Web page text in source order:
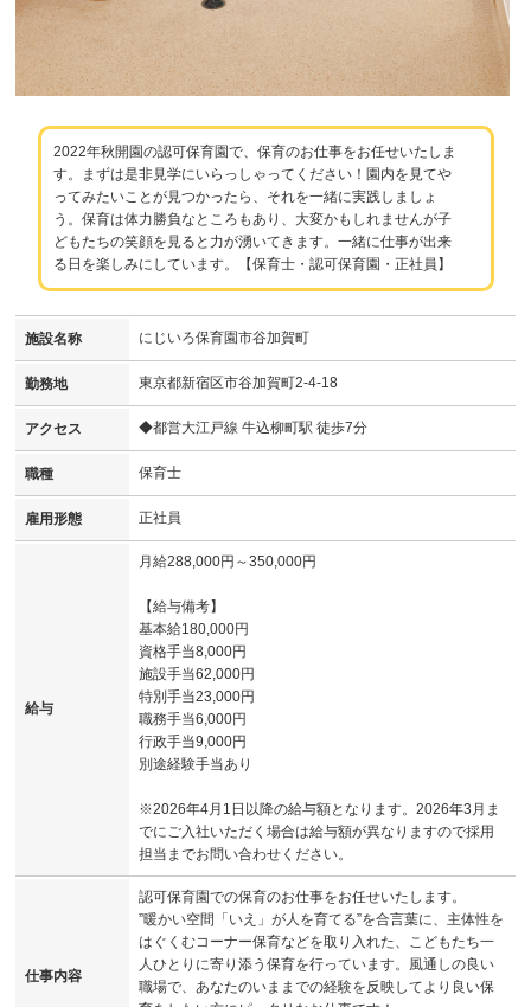
2022年秋開園の認可保育園で、保育のお仕事をお任せいたしま
す。まずは是非見学にいらっしゃってください！園内を見てや
ってみたいことが見つかったら、それを一緒に実践しましょ
う。保育は体力勝負なところもあり、大変かもしれませんが子
どもたちの笑顔を見ると力が湧いてきます。一緒に仕事が出来
る日を楽しみにしています。【保育士・認可保育園・正社員】
施設名称 にじいろ保育園市谷加賀町
勤務地 東京都新宿区市谷加賀町2-4-18
アクセス ◆都営大江戸線 牛込柳町駅 徒歩7分
職種 保育士
雇用形態 正社員
給与
月給288,000円～350,000円
【給与備考】
基本給180,000円
資格手当8,000円
施設手当62,000円
特別手当23,000円
職務手当6,000円
行政手当9,000円
別途経験手当あり
※2026年4月1日以降の給与額となります。2026年3月ま
でにご入社いただく場合は給与額が異なりますので採用
担当までお問い合わせください。
仕事内容
認可保育園での保育のお仕事をお任せいたします。
”暖かい空間「いえ」が人を育てる”を合言葉に、主体性を
はぐくむコーナー保育などを取り入れた、こどもたち一
人ひとりに寄り添う保育を行っています。風通しの良い
職場で、あなたのいままでの経験を反映してより良い保